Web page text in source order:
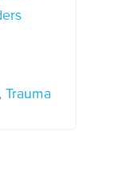
Trauma